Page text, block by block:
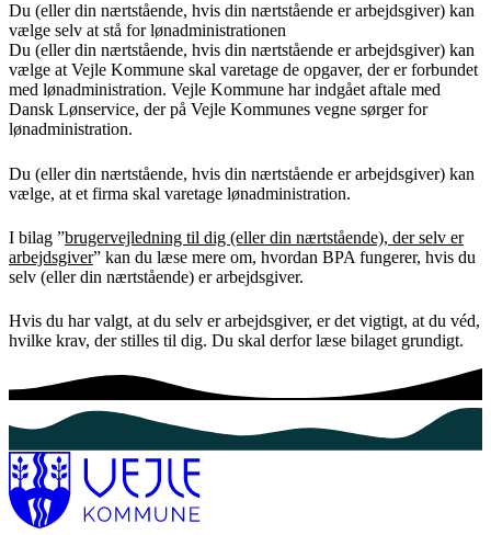
Du (eller din nærtstående, hvis din nærtstående er arbejdsgiver) kan
vælge selv at stå for lønadministrationen
Du (eller din nærtstående, hvis din nærtstående er arbejdsgiver) kan
vælge at Vejle Kommune skal varetage de opgaver, der er forbundet
med lønadministration. Vejle Kommune har indgået aftale med
Dansk Lønservice, der på Vejle Kommunes vegne sørger for
lønadministration.
Du (eller din nærtstående, hvis din nærtstående er arbejdsgiver) kan
vælge, at et firma skal varetage lønadministration.
I bilag ”brugervejledning til dig (eller din nærtstående), der selv er
arbejdsgiver” kan du læse mere om, hvordan BPA fungerer, hvis du
selv (eller din nærtstående) er arbejdsgiver.
Hvis du har valgt, at du selv er arbejdsgiver, er det vigtigt, at du véd,
hvilke krav, der stilles til dig. Du skal derfor læse bilaget grundigt.